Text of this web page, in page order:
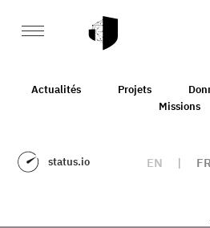
Actualités Projets
Missions
status.io EN | FR